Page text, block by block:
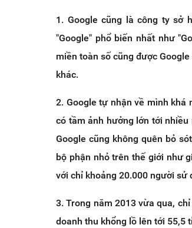
1. Google cũng là công ty sở
"Google" phổ biến nhất như
miền toàn số cũng được
khác.
2. Google tự nhận về mình
có tầm ảnh hưởng lớn tới
Google cũng không quên bỏ
bộ phận nhỏ trên thế giới như
với chỉ khoảng 20.000 người sử
3. Trong năm 2013 vừa qua,
doanh thu khổng lồ lên tới 55,5